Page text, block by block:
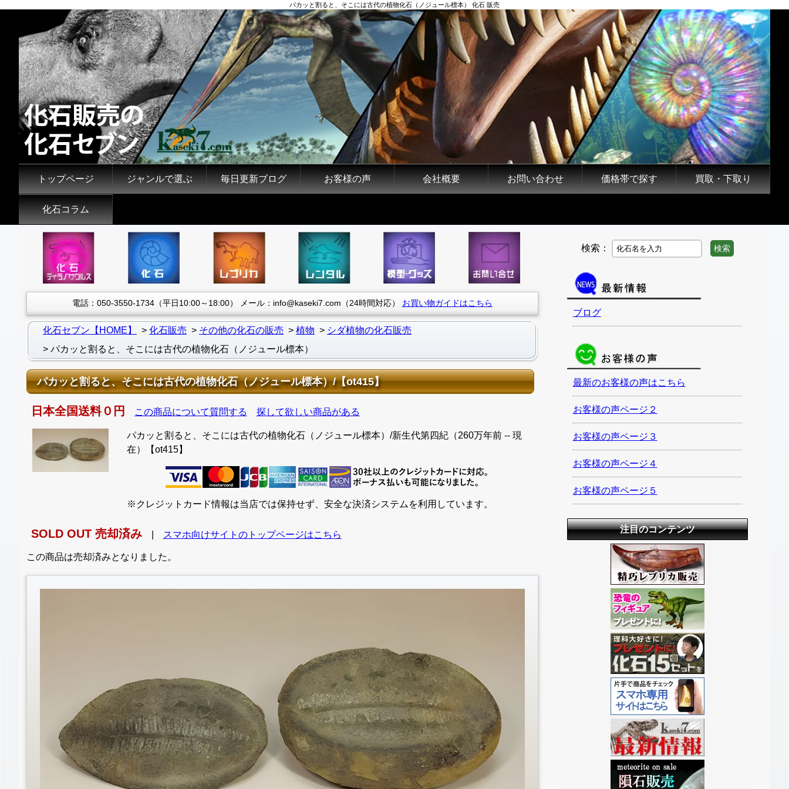
パカッと割ると、そこには古代の植物化石（ノジュール標本） 化石 販売
トップページ ジャンルで選ぶ 毎日更新ブログ お客様の声 会社概要 お問い合わせ 価格帯で探す 買取・下取り
化石コラム
電話：050-3550-1734（平日10:00～18:00） メール：info@kaseki7.com（24時間対応） お買い物ガイドはこちら
化石セブン【HOME】 化石販売 その他の化石の販売 植物
シダ植物の化石販売
パカッと割ると、そこには古代の植物化石（ノジュール標本）
パカッと割ると、そこには古代の植物化石（ノジュール標本）/【ot415】
日本全国送料０円 この商品について質問する 探して欲しい商品がある
パカッと割ると、そこには古代の植物化石（ノジュール標本）/新生代第四紀（260万年前 -- 現
在）【ot415】
※クレジットカード情報は当店では保持せず、安全な決済システムを利用しています。
SOLD OUT 売却済み| スマホ向けサイトのトップページはこちら
この商品は売却済みとなりました。
検索： 検索
ブログ
最新のお客様の声はこちら
お客様の声ページ２
お客様の声ページ３
お客様の声ページ４
お客様の声ページ５
注目のコンテンツ